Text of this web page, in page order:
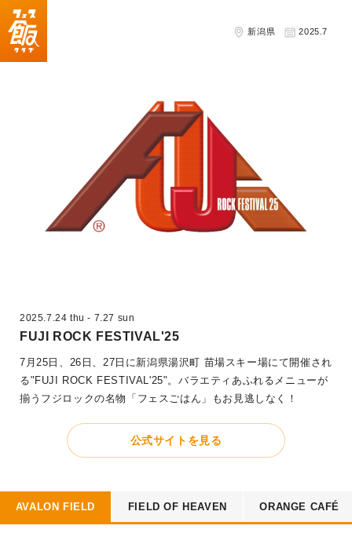
新潟県 2025.7
2025.7.24 thu - 7.27 sun
FUJI ROCK FESTIVAL'25
7月25日、26日、27日に新潟県湯沢町 苗場スキー場にて開催され
る"FUJI ROCK FESTIVAL'25"。バラエティあふれるメニューが
揃うフジロックの名物「フェスごはん」もお見逃しなく！
公式サイトを見る
AVALON FIELD FIELD OF HEAVEN ORANGE CAFÉ